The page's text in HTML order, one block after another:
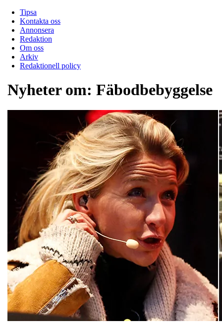
Tipsa
Kontakta oss
Annonsera
Redaktion
Om oss
Arkiv
Redaktionell policy
Nyheter om: Fäbodbebyggelse